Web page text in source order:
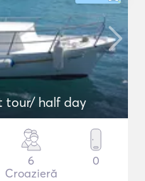
tour/ half day
6
Croazieră
0